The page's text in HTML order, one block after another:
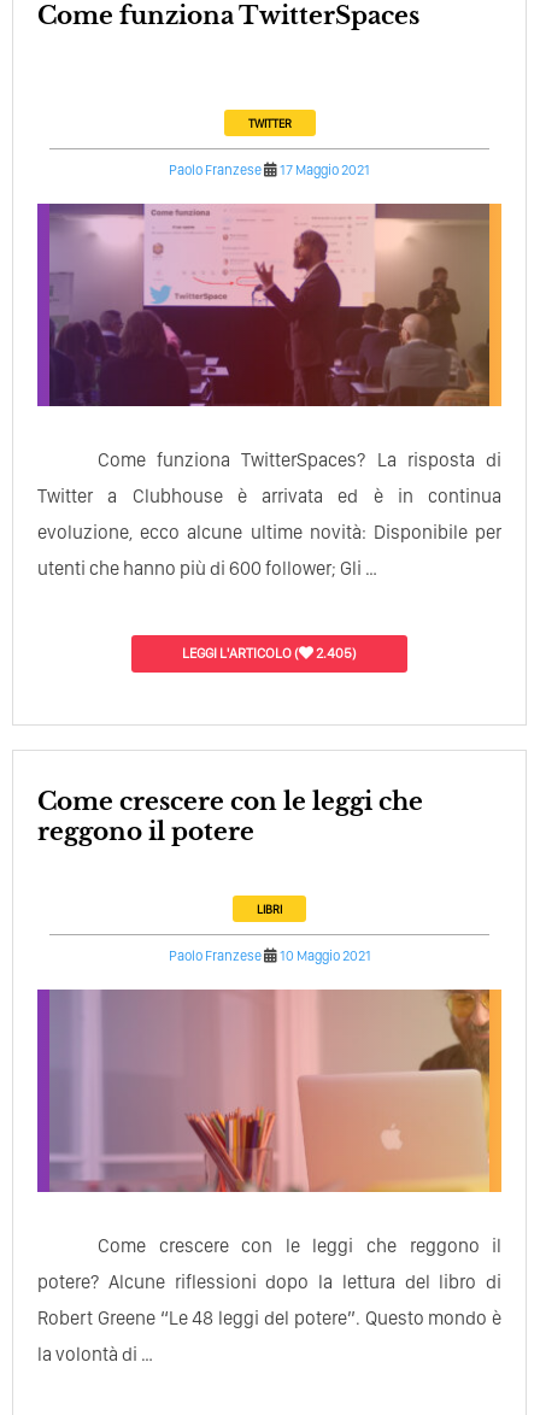
Come funziona TwitterSpaces
TWITTER
Paolo Franzese 17 Maggio 2021
Come funziona TwitterSpaces? La risposta di
Twitter a Clubhouse è arrivata ed è in continua
evoluzione, ecco alcune ultime novità: Disponibile per
utenti che hanno più di 600 follower; Gli …
LEGGI L'ARTICOLO( 2.405)
Come crescere con le leggi che
reggono il potere
LIBRI
Paolo Franzese 10 Maggio 2021
Come crescere con le leggi che reggono il
potere? Alcune riflessioni dopo la lettura del libro di
Robert Greene “Le 48 leggi del potere”. Questo mondo è
la volontà di …